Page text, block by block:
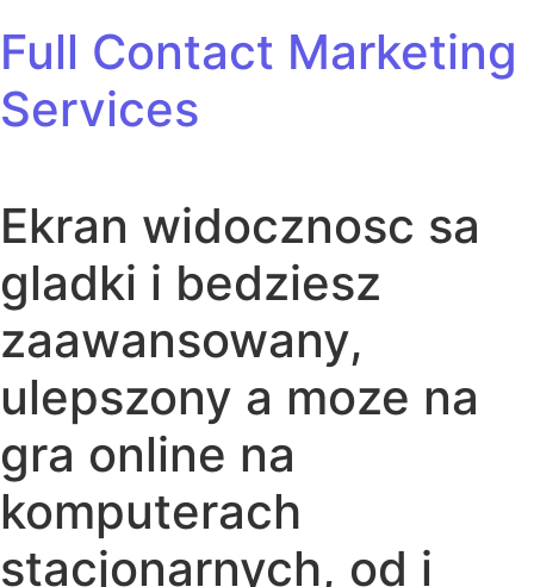
Full Contact Marketing
Services
Ekran widocznosc sa
gladki i bedziesz
zaawansowany,
ulepszony a moze na
gra online na
komputerach
stacjonarnych, od i